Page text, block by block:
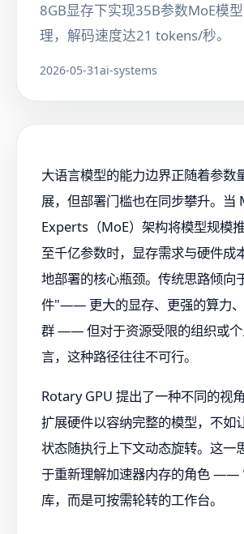
8GB显存下实现35B参数MoE模
理，解码速度达21 tokens/秒。
2026-05-31ai-systems
大语言模型的能力边界正随着参数
展，但部署门槛也在同步攀升。
Experts（MoE）架构将模型规模
至千亿参数时，显存需求与硬件成
地部署的核心瓶颈。传统思路倾向
件"—— 更大的显存、更强的算力
群 —— 但对于资源受限的组织或
言，这种路径往往不可行。
Rotary GPU 提出了一种不同的视
扩展硬件以容纳完整的模型，不如
状态随执行上下文动态旋转。这一
于重新理解加速器内存的角色 ——
库，而是可按需轮转的工作台。